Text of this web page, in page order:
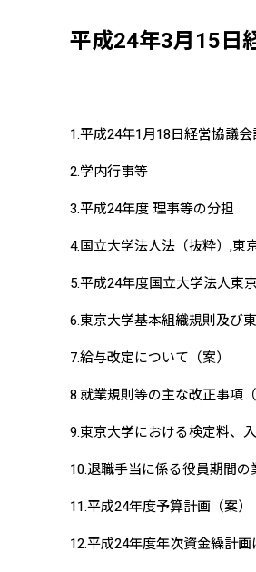
平成24年3月15日
1.平成24年1月18日経営協議会
2.学内行事等
3.平成24年度 理事等の分担
4.国立大学法人法（抜粋）,東
5.平成24年度国立大学法人東
6.東京大学基本組織規則及び
7.給与改定について（案）
8.就業規則等の主な改正事項
9.東京大学における検定料、
10.退職手当に係る役員期間の
11.平成24年度予算計画（案）
12.平成24年度年次資金繰計